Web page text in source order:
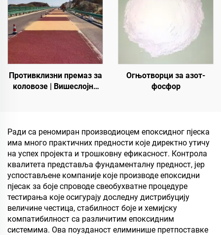
Противклизни премаз за
коловозе | Вишеслојни
Огњотворци за азот-
фосфор
Ради са реномиран производиоцем епоксидног пјеска
има много практичних предности које директно утичу
на успех пројекта и трошковну ефикасност. Контрола
квалитета представља фундаменталну предност, јер
успостављене компаније које производе епоксидни
пјесак за боје спроводе свеобухватне процедуре
тестирања које осигурају доследну дистрибуцију
величине честица, стабилност боје и хемијску
компатибилност са различитим епоксидним
системима. Ова поузданост елиминише претпоставке